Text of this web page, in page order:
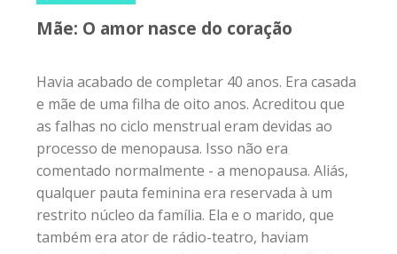
Mãe: O amor nasce do coração
Havia acabado de completar 40 anos. Era casada
e mãe de uma filha de oito anos. Acreditou que
as falhas no ciclo menstrual eram devidas ao
processo de menopausa. Isso não era
comentado normalmente - a menopausa. Aliás,
qualquer pauta feminina era reservada à um
restrito núcleo da família. Ela e o marido, que
também era ator de rádio-teatro, haviam